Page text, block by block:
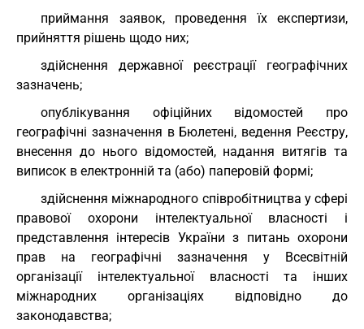
приймання заявок, проведення їх експертизи,
прийняття рішень щодо них;
здійснення державної реєстрації географічних
зазначень;
опублікування офіційних відомостей про
географічні зазначення в Бюлетені, ведення Реєстру,
внесення до нього відомостей, надання витягів та
виписок в електронній та (або) паперовій формі;
здійснення міжнародного співробітництва у сфері
правової охорони інтелектуальної власності і
представлення інтересів України з питань охорони
прав на географічні зазначення у Всесвітній
організації інтелектуальної власності та інших
міжнародних організаціях відповідно до
законодавства;